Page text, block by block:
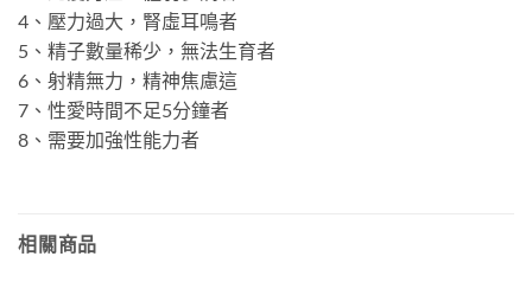
4、壓力過大，腎虛耳鳴者
5、精子數量稀少，無法生育者
6、射精無力，精神焦慮這
7、性愛時間不足5分鐘者
8、需要加強性能力者
相關商品